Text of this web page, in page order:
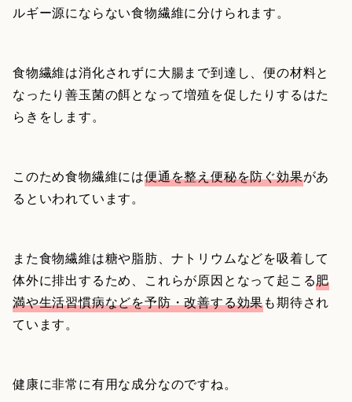
ルギー源にならない食物繊維に分けられます。
食物繊維は消化されずに大腸まで到達し、便の材料と
なったり善玉菌の餌となって増殖を促したりするはた
らきをします。
このため食物繊維には便通を整え便秘を防ぐ効果があ
るといわれています。
また食物繊維は糖や脂肪、ナトリウムなどを吸着して
体外に排出するため、これらが原因となって起こる肥
満や生活習慣病などを予防・改善する効果も期待され
ています。
健康に非常に有用な成分なのですね。